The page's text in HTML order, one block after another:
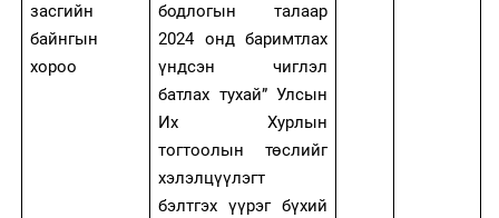
засгийн
байнгын
хороо
бодлогын талаар
2024 онд баримтлах
үндсэн чиглэл
батлах тухай” Улсын
Их Хурлын
тогтоолын төслийг
хэлэлцүүлэгт
бэлтгэх үүрэг бүхий